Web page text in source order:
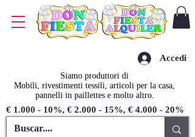
Siamo produttori di
Mobili, rivestimenti tessili, articoli per la casa,
pannelli in paillettes e molto altro.
€ 1.000 - 10%, € 2.000 - 15%, € 4.000 - 20%
Accedi